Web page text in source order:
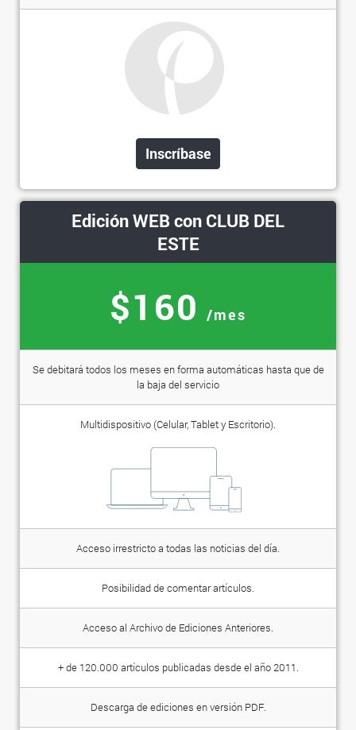
Inscríbase
Edición WEB con CLUB DEL
ESTE
$160 /mes
Se debitará todos los meses en forma automáticas hasta que de
la baja del servicio
Multidispositivo (Celular, Tablet y Escritorio).
Acceso irrestricto a todas las noticias del día.
Posibilidad de comentar artículos.
Acceso al Archivo de Ediciones Anteriores.
+ de 120.000 artículos publicadas desde el año 2011.
Descarga de ediciones en versión PDF.